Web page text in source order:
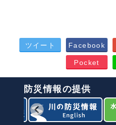
ツイート Facebook
Pocket
防災情報の提供